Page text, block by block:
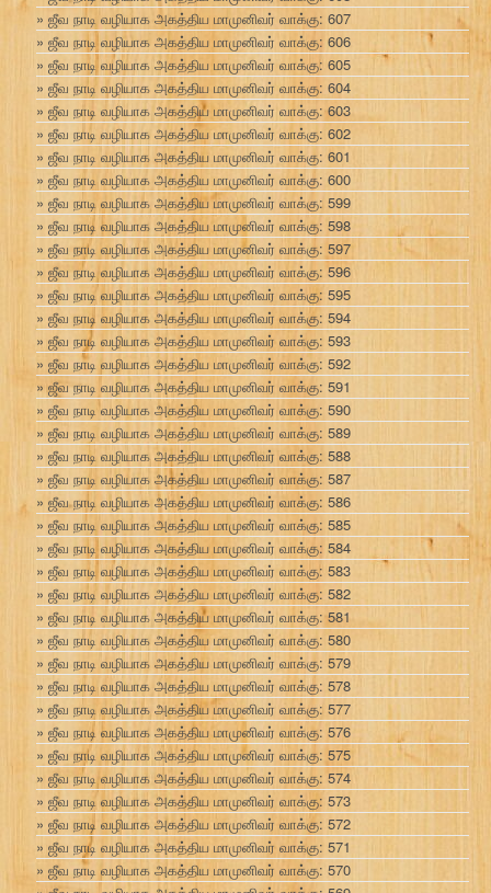
ஜீவ நாடி வழியாக அகத்திய மாமுனிவர் வாக்கு: 607
ஜீவ நாடி வழியாக அகத்திய மாமுனிவர் வாக்கு: 606
ஜீவ நாடி வழியாக அகத்திய மாமுனிவர் வாக்கு: 605
ஜீவ நாடி வழியாக அகத்திய மாமுனிவர் வாக்கு: 604
ஜீவ நாடி வழியாக அகத்திய மாமுனிவர் வாக்கு: 603
ஜீவ நாடி வழியாக அகத்திய மாமுனிவர் வாக்கு: 602
ஜீவ நாடி வழியாக அகத்திய மாமுனிவர் வாக்கு: 601
ஜீவ நாடி வழியாக அகத்திய மாமுனிவர் வாக்கு: 600
ஜீவ நாடி வழியாக அகத்திய மாமுனிவர் வாக்கு: 599
ஜீவ நாடி வழியாக அகத்திய மாமுனிவர் வாக்கு: 598
ஜீவ நாடி வழியாக அகத்திய மாமுனிவர் வாக்கு: 597
ஜீவ நாடி வழியாக அகத்திய மாமுனிவர் வாக்கு: 596
ஜீவ நாடி வழியாக அகத்திய மாமுனிவர் வாக்கு: 595
ஜீவ நாடி வழியாக அகத்திய மாமுனிவர் வாக்கு: 594
ஜீவ நாடி வழியாக அகத்திய மாமுனிவர் வாக்கு: 593
ஜீவ நாடி வழியாக அகத்திய மாமுனிவர் வாக்கு: 592
ஜீவ நாடி வழியாக அகத்திய மாமுனிவர் வாக்கு: 591
ஜீவ நாடி வழியாக அகத்திய மாமுனிவர் வாக்கு: 590
ஜீவ நாடி வழியாக அகத்திய மாமுனிவர் வாக்கு: 589
ஜீவ நாடி வழியாக அகத்திய மாமுனிவர் வாக்கு: 588
ஜீவ நாடி வழியாக அகத்திய மாமுனிவர் வாக்கு: 587
ஜீவ நாடி வழியாக அகத்திய மாமுனிவர் வாக்கு: 586
ஜீவ நாடி வழியாக அகத்திய மாமுனிவர் வாக்கு: 585
ஜீவ நாடி வழியாக அகத்திய மாமுனிவர் வாக்கு: 584
ஜீவ நாடி வழியாக அகத்திய மாமுனிவர் வாக்கு: 583
ஜீவ நாடி வழியாக அகத்திய மாமுனிவர் வாக்கு: 582
ஜீவ நாடி வழியாக அகத்திய மாமுனிவர் வாக்கு: 581
ஜீவ நாடி வழியாக அகத்திய மாமுனிவர் வாக்கு: 580
ஜீவ நாடி வழியாக அகத்திய மாமுனிவர் வாக்கு: 579
ஜீவ நாடி வழியாக அகத்திய மாமுனிவர் வாக்கு: 578
ஜீவ நாடி வழியாக அகத்திய மாமுனிவர் வாக்கு: 577
ஜீவ நாடி வழியாக அகத்திய மாமுனிவர் வாக்கு: 576
ஜீவ நாடி வழியாக அகத்திய மாமுனிவர் வாக்கு: 575
ஜீவ நாடி வழியாக அகத்திய மாமுனிவர் வாக்கு: 574
ஜீவ நாடி வழியாக அகத்திய மாமுனிவர் வாக்கு: 573
ஜீவ நாடி வழியாக அகத்திய மாமுனிவர் வாக்கு: 572
ஜீவ நாடி வழியாக அகத்திய மாமுனிவர் வாக்கு: 571
ஜீவ நாடி வழியாக அகத்திய மாமுனிவர் வாக்கு: 570